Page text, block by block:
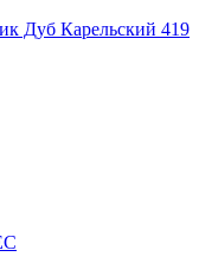
Дуб Карельский 419